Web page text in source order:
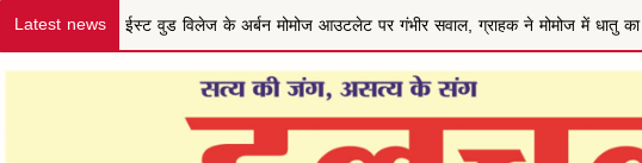
Latest news जम्मू-कश्मीर के VDC/VDG सदस्यों ने की कल्याणकारी नीति और मानदेय बढ़ाने की मांग